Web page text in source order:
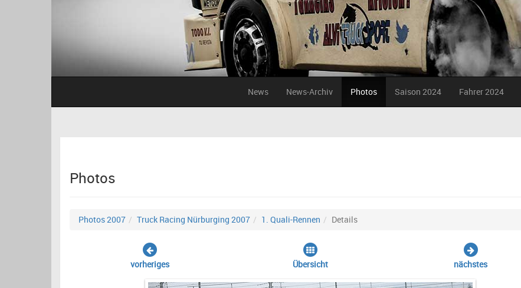
News News-Archiv Photos Saison 2024 Fahrer 2024
Photos
Photos 2007 Truck Racing Nürburging 2007 1. Quali-Rennen Details
vorheriges Übersicht nächstes